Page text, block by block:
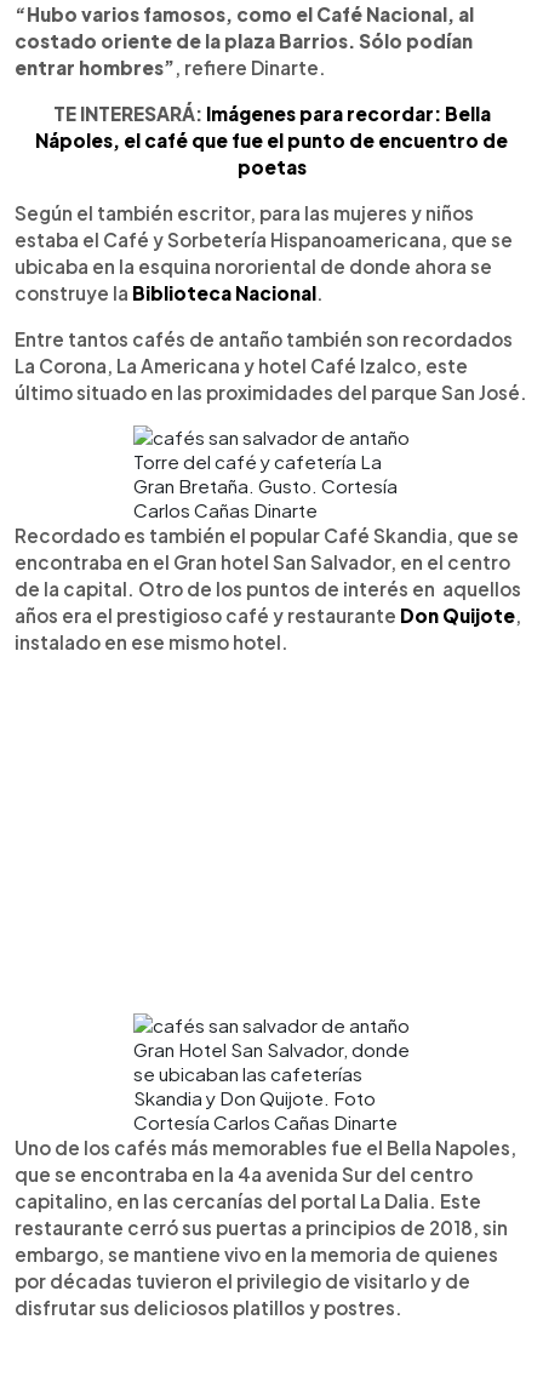
“Hubo varios famosos, como el Café Nacional, al
costado oriente de la plaza Barrios. Sólo podían
entrar hombres”, refiere Dinarte.
TE INTERESARÁ: Imágenes para recordar: Bella
Nápoles, el café que fue el punto de encuentro de
poetas
Según el también escritor, para las mujeres y niños
estaba el Café y Sorbetería Hispanoamericana, que se
ubicaba en la esquina nororiental de donde ahora se
construye la Biblioteca Nacional.
Entre tantos cafés de antaño también son recordados
La Corona, La Americana y hotel Café Izalco, este
último situado en las proximidades del parque San José.
Torre del café y cafetería La
Gran Bretaña. Gusto. Cortesía
Carlos Cañas Dinarte
Recordado es también el popular Café Skandia, que se
encontraba en el Gran hotel San Salvador, en el centro
de la capital. Otro de los puntos de interés en aquellos
años era el prestigioso café y restaurante Don Quijote,
instalado en ese mismo hotel.
Gran Hotel San Salvador, donde
se ubicaban las cafeterías
Skandia y Don Quijote. Foto
Cortesía Carlos Cañas Dinarte
Uno de los cafés más memorables fue el Bella Napoles,
que se encontraba en la 4a avenida Sur del centro
capitalino, en las cercanías del portal La Dalia. Este
restaurante cerró sus puertas a principios de 2018, sin
embargo, se mantiene vivo en la memoria de quienes
por décadas tuvieron el privilegio de visitarlo y de
disfrutar sus deliciosos platillos y postres.